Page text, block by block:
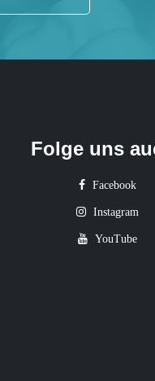
Folge uns
Facebook
Instagram
YouTube